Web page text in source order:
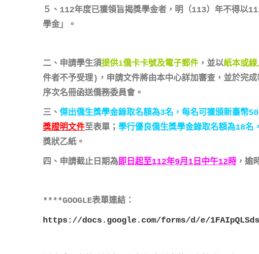
５、112年度已獲領旨揭獎學金者，明（113）年不得以
學金」。
二、申請學生須提供i僑卡卡號及電子郵件 ，並以紙本或
件者不予受理)，申請文件將由本中心詳加審查，並於完
序次名冊函送僑務委員會。
三、 傑出僑生獎學金錄取名額為3名，每名可獲頒新臺幣
獎證明文件至表單； 學行優良僑生獎學金錄取名額為18
獎狀乙紙。
四、申請截止日期為即日起至112年9月1日中午12時 ，逾
****GOOGLE表單連結：
https://docs.google.com/forms/d/e/